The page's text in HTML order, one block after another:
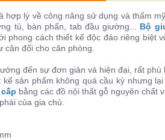
hợp lý về công năng sử dụng và thẩm
tủ, bàn phấn, tab đầu giường... Bộ
phong cách thiết kế độc đáo riêng biệt
đối cho căn phòng.
đến sự đơn giản và hiện đại, rất
sản phẩm không quá cầu kỳ nhưng
bằng các đồ nội thất gỗ nguyên chất
của gia chủ.